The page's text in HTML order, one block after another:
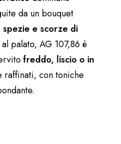
da un bouquet
e scorze di
palato, AG 107,86 è
freddo, liscio o in
raffinati, con toniche